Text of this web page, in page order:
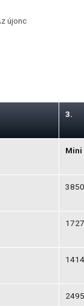
újonc
3.
Mini
3850
1727
1414
2495